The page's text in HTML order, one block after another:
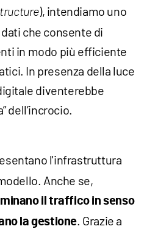
), intendiamo uno
che consente di
in modo più efficiente
In presenza della luce
diventerebbe
dell’incrocio.
l'infrastruttura
Anche se,
il traffico in senso
la gestione. Grazie a